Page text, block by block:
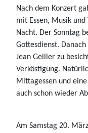
Nach dem Konzert
mit Essen, Musik
Nacht. Der Sonntag
Gottesdienst.
Jean Geiller zu
Verköstigung.
Mittagessen und
auch schon wieder
Am Samstag 20.